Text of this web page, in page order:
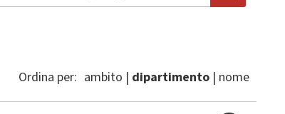
Ordina per: ambito dipartimento nome